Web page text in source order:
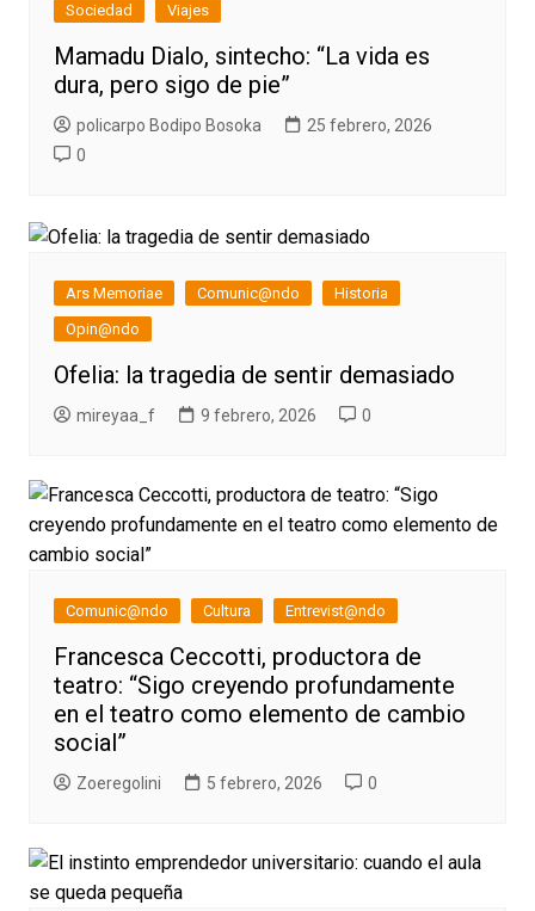
Sociedad
Viajes
Mamadu Dialo, sintecho: “La vida es
dura, pero sigo de pie”
policarpo Bodipo Bosoka
25 febrero, 2026
0
Ars Memoriae Comunic@ndo
Historia
Opin@ndo
Ofelia: la tragedia de sentir demasiado
mireyaa_f 9 febrero, 2026 0
Comunic@ndo Cultura Entrevist@ndo
Francesca Ceccotti, productora de
teatro: “Sigo creyendo profundamente
en el teatro como elemento de cambio
social”
Zoeregolini 5 febrero, 2026 0